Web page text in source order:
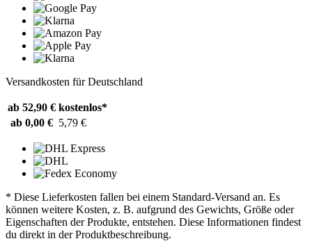
Versandkosten für Deutschland
ab 52,90 € kostenlos*
ab 0,00 € 5,79 €
* Diese Lieferkosten fallen bei einem Standard-Versand an. Es
können weitere Kosten, z. B. aufgrund des Gewichts, Größe oder
Eigenschaften der Produkte, entstehen. Diese Informationen findest
du direkt in der Produktbeschreibung.